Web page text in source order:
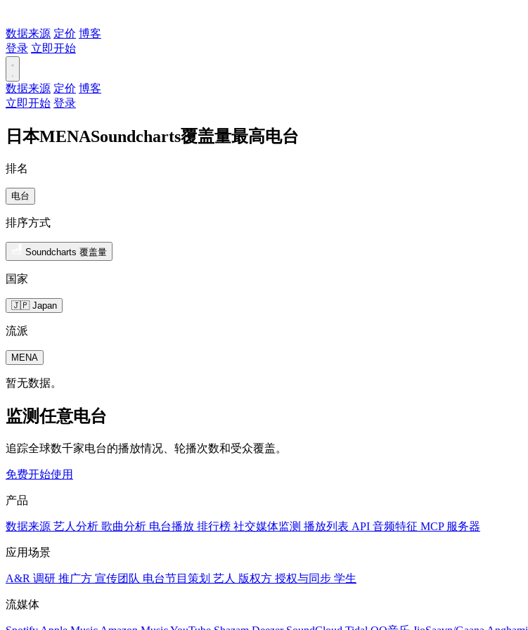
数据来源 定价 博客
登录 立即开始
数据来源 定价 博客
立即开始 登录
日本MENASoundcharts覆盖量最高电台
排名
电台
排序方式
Soundcharts 覆盖量
国家
🇯🇵 Japan
流派
MENA
暂无数据。
监测任意电台
追踪全球数千家电台的播放情况、轮播次数和受众覆盖。
免费开始使用
产品
数据来源 艺人分析 歌曲分析 电台播放 排行榜 社交媒体监测 播放列表 API 音频特征 MCP 服务器
应用场景
A&R 调研 推广方 宣传团队 电台节目策划 艺人 版权方 授权与同步 学生
流媒体